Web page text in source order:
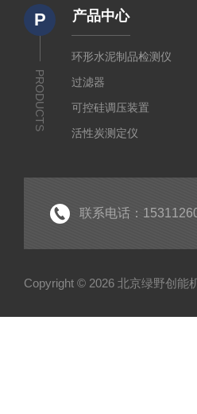
P
PRODUCTS
产品中心
环形水泥制品检测仪
过滤器
可控硅调压装置
活性炭测定仪
联系电话：
Copyright © 2026 北京绿野创能